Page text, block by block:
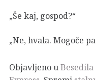
„Še kaj, gospod?“
„Ne, hvala. Mogoče
Objavljeno u